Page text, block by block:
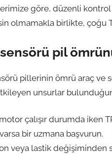
göre, düzenli kontrol
olmamakla birlikte, çoğu
sensörü pil
pillerinin ömrü araç ve
unsurlar
çalışır durumda iken
varsa bir uzmana başvurun.
veya lastik değişiminden